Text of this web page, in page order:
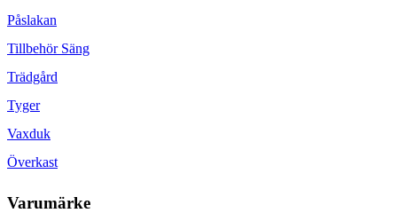
Påslakan
Tillbehör Säng
Trädgård
Tyger
Vaxduk
Överkast
Varumärke